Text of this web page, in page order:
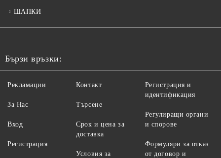
ШАПКИ
Бързи връзки:
Рекламации
За Нас
Вход
Регистрация
Контакт
Търсене
Срок и цена за
доставка
Условия за
Регистрация и
идентификация
Регулиращи органи
и спорове
Формуляри за отказ
от договор и